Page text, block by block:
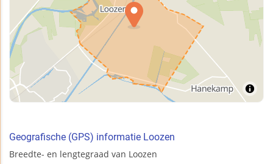
Geografische (GPS) informatie Loozen
Breedte- en lengtegraad van Loozen